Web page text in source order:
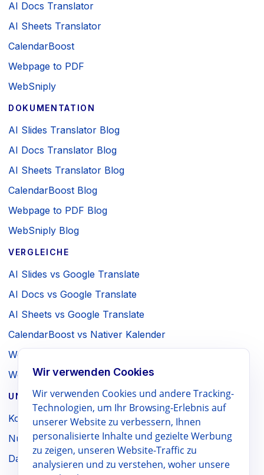
AI Docs Translator
AI Sheets Translator
CalendarBoost
Webpage to PDF
WebSniply
DOKUMENTATION
AI Slides Translator Blog
AI Docs Translator Blog
AI Sheets Translator Blog
CalendarBoost Blog
Webpage to PDF Blog
WebSniply Blog
VERGLEICHE
AI Slides vs Google Translate
AI Docs vs Google Translate
AI Sheets vs Google Translate
CalendarBoost vs Nativer Kalender
Webpage to PDF vs Browser-Druck
WebSniply vs Browser-Screenshot
UNTERNEHMEN / RECHTLICHES
Kontakt
Nutzungsbedingungen
Datenschutzrichtlinie
Wir verwenden Cookies
Wir verwenden Cookies und andere Tracking-
Technologien, um Ihr Browsing-Erlebnis auf
unserer Website zu verbessern, Ihnen
personalisierte Inhalte und gezielte Werbung
zu zeigen, unseren Website-Traffic zu
analysieren und zu verstehen, woher unsere